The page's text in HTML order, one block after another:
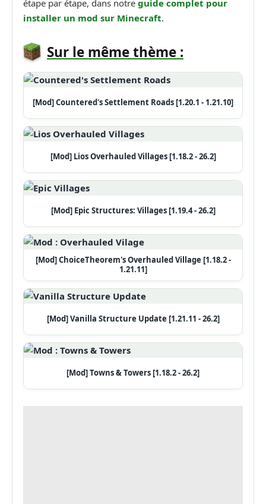
étape par étape, dans notre guide complet pour
installer un mod sur Minecraft.
Sur le même thème :
[Mod] Countered's Settlement Roads [1.20.1 - 1.21.10]
[Mod] Lios Overhauled Villages [1.18.2 - 26.2]
[Mod] Epic Structures: Villages [1.19.4 - 26.2]
[Mod] ChoiceTheorem's Overhauled Village [1.18.2 -
1.21.11]
[Mod] Vanilla Structure Update [1.21.11 - 26.2]
[Mod] Towns & Towers [1.18.2 - 26.2]